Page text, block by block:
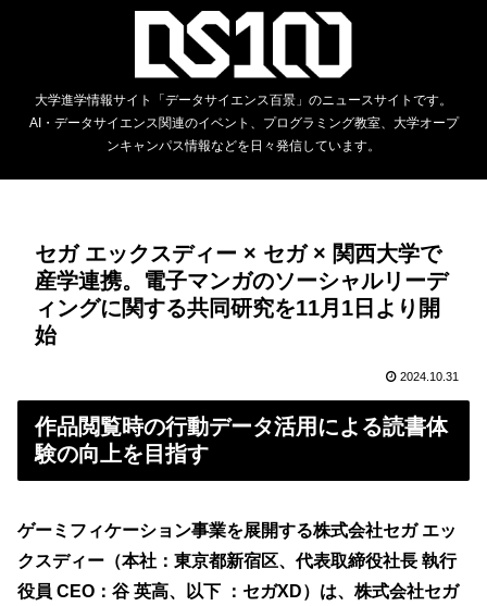
大学進学情報サイト「データサイエンス百景」のニュースサイトです。
AI・データサイエンス関連のイベント、プログラミング教室、大学オープ
ンキャンパス情報などを日々発信しています。
セガ エックスディー × セガ × 関西大学で
産学連携。電子マンガのソーシャルリーデ
ィングに関する共同研究を11月1日より開
始
2024.10.31
作品閲覧時の行動データ活用による読書体
験の向上を目指す
ゲーミフィケーション事業を展開する株式会社セガ エッ
クスディー（本社：東京都新宿区、代表取締役社長 執行
役員 CEO：谷 英高、以下 ：セガXD）は、株式会社セガ